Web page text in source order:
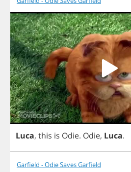
Luca, this is Odie. Odie, Luca.
Garfield - Odie Saves Garfield